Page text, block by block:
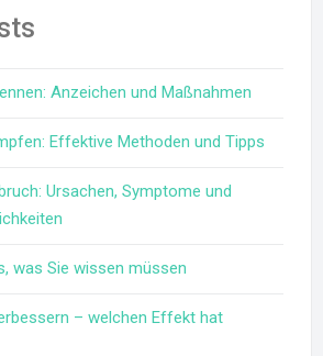
Anzeichen und Maßnahmen
Effektive Methoden und Tipps
Ursachen, Symptome und
was Sie wissen müssen
– welchen Effekt hat